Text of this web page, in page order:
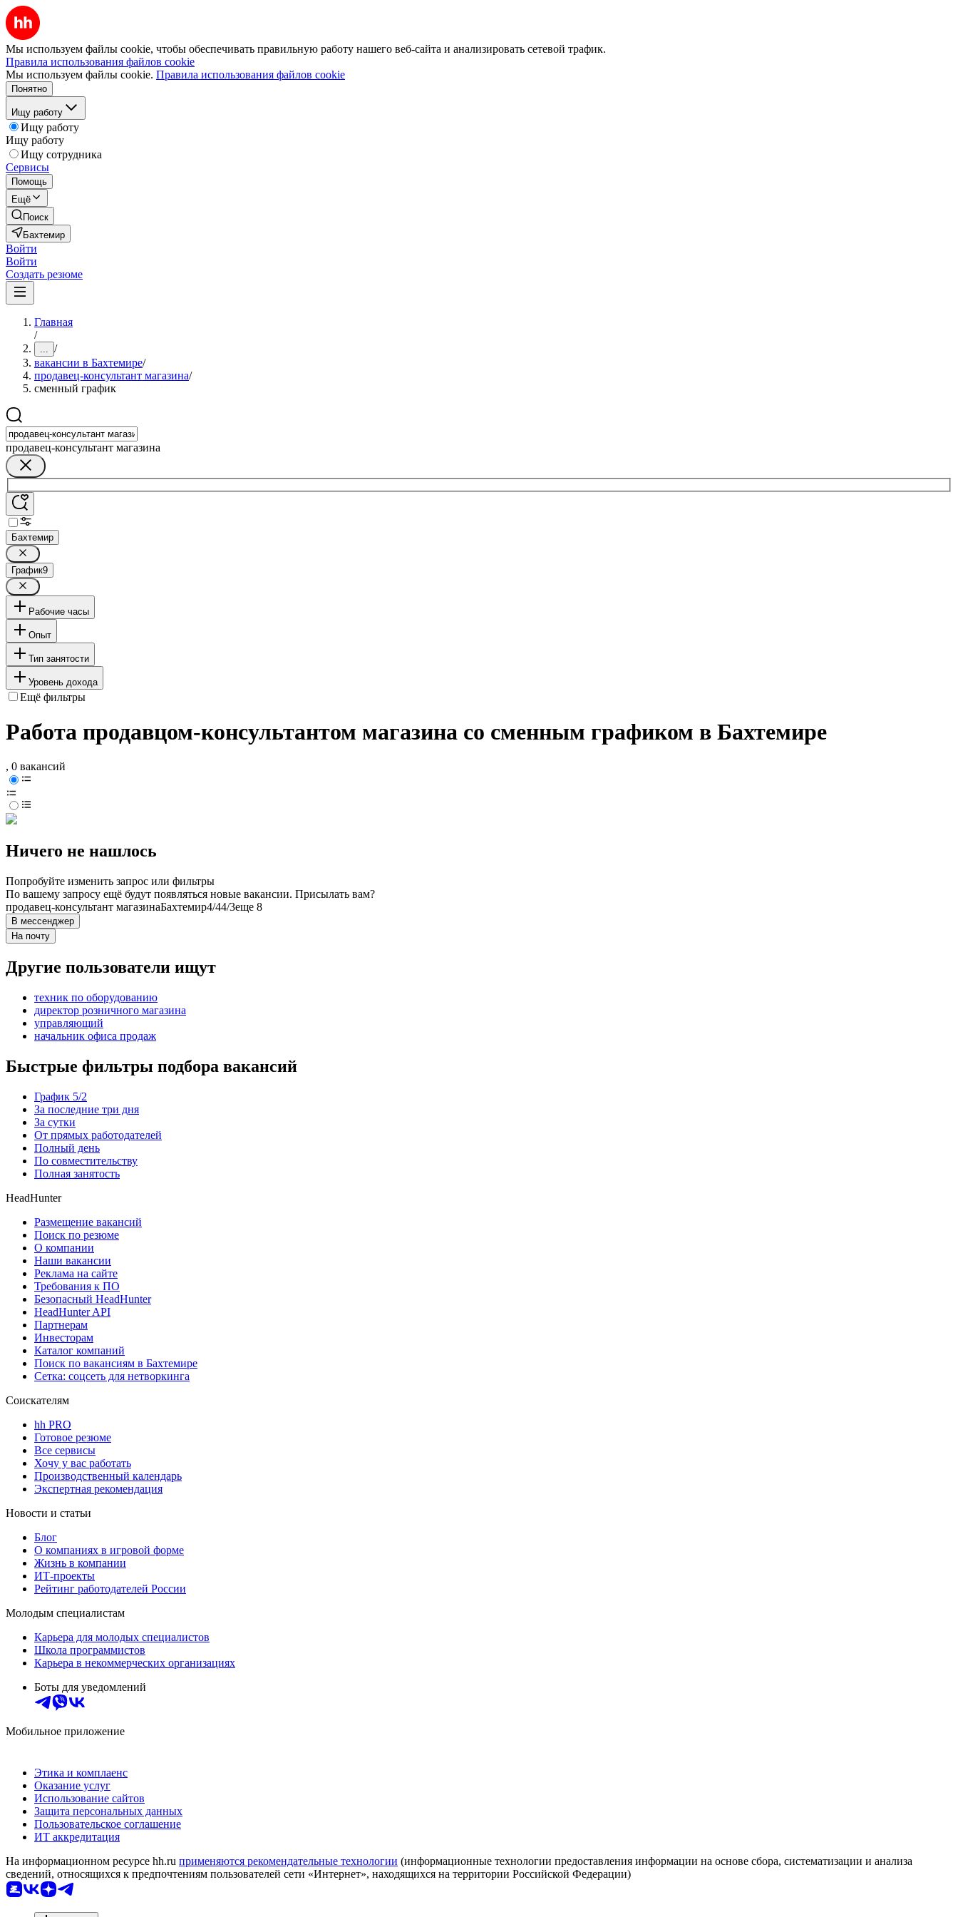
Мы используем файлы cookie, чтобы обеспечивать правильную работу нашего веб-сайта и анализировать сетевой трафик.
Правила использования файлов cookie
Мы используем файлы cookie. Правила использования файлов cookie
Понятно
Ищу работу
Ищу работу
Ищу работу
Ищу сотрудника
Сервисы
Помощь
Ещё
Поиск
Бахтемир
Войти
Войти
Создать резюме
Главная
/
... /
вакансии в Бахтемире/
продавец-консультант магазина/
сменный график
продавец-консультант магазина
Бахтемир
График9
Рабочие часы
Опыт
Тип занятости
Уровень дохода
Ещё фильтры
Работа продавцом-консультантом магазина со сменным графиком в Бахтемире
, 0 вакансий
Ничего не нашлось
Попробуйте изменить запрос или фильтры
По вашему запросу ещё будут появляться новые вакансии. Присылать вам?
продавец-консультант магазинаБахтемир4/44/3еще 8
В мессенджер
На почту
Другие пользователи ищут
техник по оборудованию
директор розничного магазина
управляющий
начальник офиса продаж
Быстрые фильтры подбора вакансий
График 5/2
За последние три дня
За сутки
От прямых работодателей
Полный день
По совместительству
Полная занятость
HeadHunter
Размещение вакансий
Поиск по резюме
О компании
Наши вакансии
Реклама на сайте
Требования к ПО
Безопасный HeadHunter
HeadHunter API
Партнерам
Инвесторам
Каталог компаний
Поиск по вакансиям в Бахтемире
Сетка: соцсеть для нетворкинга
Соискателям
hh PRO
Готовое резюме
Все сервисы
Хочу у вас работать
Производственный календарь
Экспертная рекомендация
Новости и статьи
Блог
О компаниях в игровой форме
Жизнь в компании
ИТ-проекты
Рейтинг работодателей России
Молодым специалистам
Карьера для молодых специалистов
Школа программистов
Карьера в некоммерческих организациях
Боты для уведомлений
Мобильное приложение
Этика и комплаенс
Оказание услуг
Использование сайтов
Защита персональных данных
Пользовательское соглашение
ИТ аккредитация
На информационном ресурсе hh.ru применяются рекомендательные технологии (информационные технологии предоставления информации на основе сбора, систематизации и анализа
сведений, относящихся к предпочтениям пользователей сети «Интернет», находящихся на территории Российской Федерации)